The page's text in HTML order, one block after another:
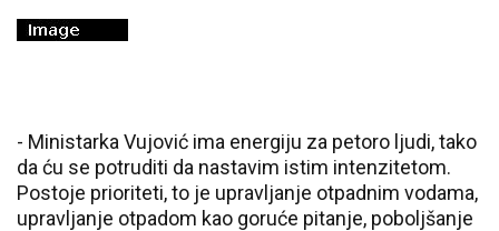
- Ministarka Vujović ima energiju za petoro ljudi, tako
da ću se potruditi da nastavim istim intenzitetom.
Postoje prioriteti, to je upravljanje otpadnim vodama,
upravljanje otpadom kao goruće pitanje, poboljšanje